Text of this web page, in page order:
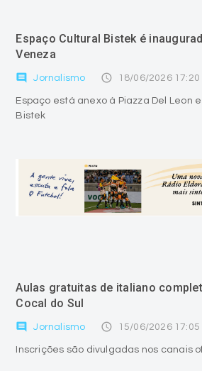
Espaço Cultural Bistek é
Veneza
comment Jornalismo access_time 18/06/2026 17:20
Espaço está anexo à Piazza Del Leon
Bistek
Aulas gratuitas de italiano
Cocal do Sul
comment Jornalismo access_time 15/06/2026 17:05
Inscrições são divulgadas nos canais